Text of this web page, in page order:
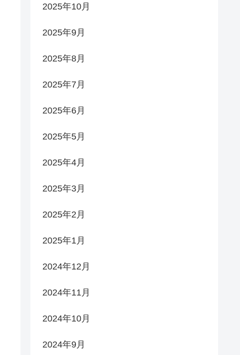
2025年10月
2025年9月
2025年8月
2025年7月
2025年6月
2025年5月
2025年4月
2025年3月
2025年2月
2025年1月
2024年12月
2024年11月
2024年10月
2024年9月